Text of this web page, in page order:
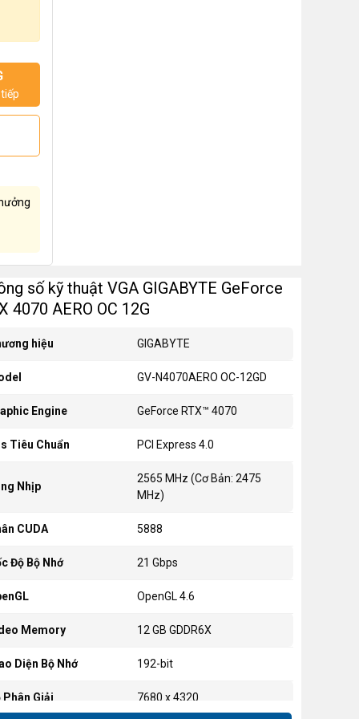
số kỹ thuật VGA GIGABYTE GeForce
4070 AERO OC 12G
hiệu GIGABYTE
GV-N4070AERO OC-12GD
Engine GeForce RTX™ 4070
Tiêu Chuẩn PCI Express 4.0
Nhịp
2565 MHz (Cơ Bản: 2475
MHz)
CUDA 5888
Độ Bộ Nhớ 21 Gbps
OpenGL 4.6
Memory 12 GB GDDR6X
Diện Bộ Nhớ 192-bit
Phân Giải 7680 x 4320